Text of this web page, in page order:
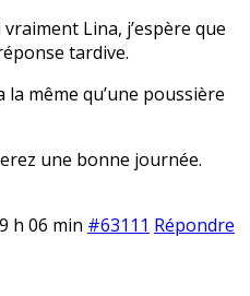
Lina, j’espère que
tardive.
la même qu’une poussière
une bonne journée.
h 06 min #63111 Répondre